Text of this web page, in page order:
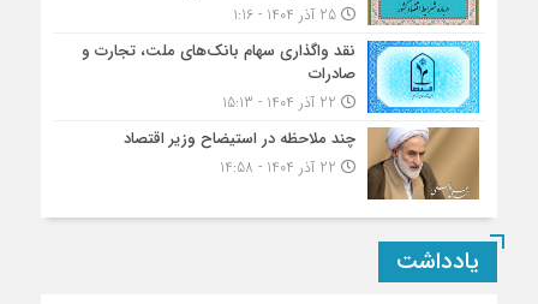
25 آذر 1404 - 1:16
نقد واگذاری سهام بانک‌های ملت، تجارت و
صادرات
چند ملاحظه در استیضاح وزیر اقتصاد
یادداشت